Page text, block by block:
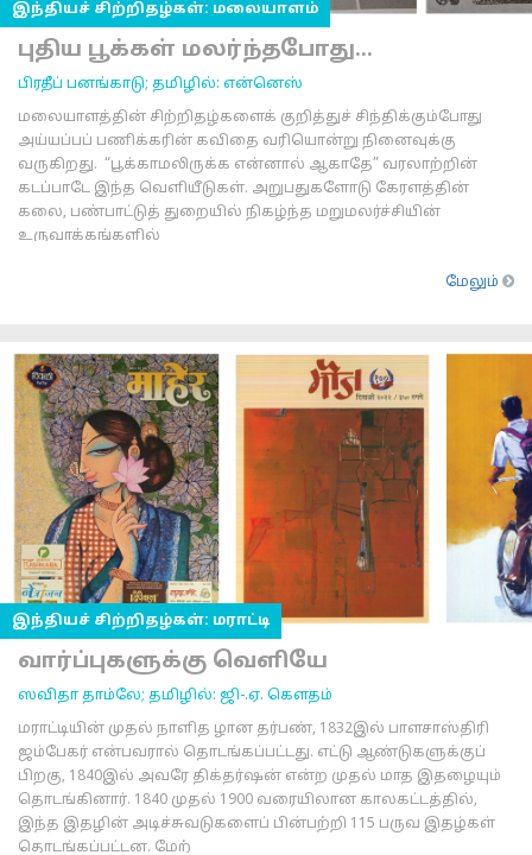
இந்தியச் சிற்றிதழ்கள்: மலையாளம்
புதிய பூக்கள் மலர்ந்தபோது...
பிரதீப் பனங்காடு; தமிழில்: என்னெஸ்
மலையாளத்தின் சிற்றிதழ்களைக் குறித்துச் சிந்திக்கும்போது
அய்யப்பப் பணிக்கரின் கவிதை வரியொன்று நினைவுக்கு
வருகிறது. “பூக்காமலிருக்க என்னால் ஆகாதே” வரலாற்றின்
கடப்பாடே இந்த வெளியீடுகள். அறுபதுகளோடு கேரளத்தின்
கலை, பண்பாட்டுத் துறையில் நிகழ்ந்த மறுமலர்ச்சியின்
உருவாக்கங்களில்
மேலும்
இந்தியச் சிற்றிதழ்கள்: மராட்டி
வார்ப்புகளுக்கு வெளியே
ஸவிதா தாம்லே; தமிழில்: ஜி-.ஏ. கௌதம்
மராட்டியின் முதல் நாளித ழான தர்பண், 1832இல் பாளசாஸ்திரி
ஜம்பேகர் என்பவரால் தொடங்கப்பட்டது. எட்டு ஆண்டுகளுக்குப்
பிறகு, 1840இல் அவரே திக்தர்ஷன் என்ற முதல் மாத இதழையும்
தொடங்கினார். 1840 முதல் 1900 வரையிலான காலகட்டத்தில்,
இந்த இதழின் அடிச்சுவடுகளைப் பின்பற்றி 115 பருவ இதழ்கள்
தொடங்கப்பட்டன. மேற்